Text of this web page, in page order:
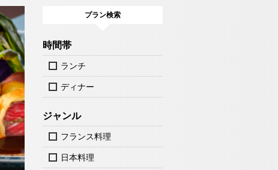
プラン検索
時間帯
ランチ
ディナー
ジャンル
フランス料理
日本料理